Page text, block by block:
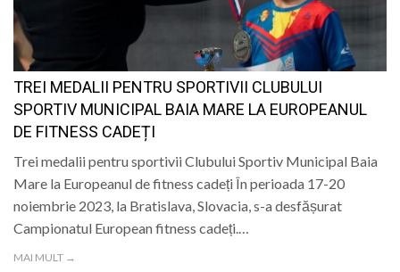
TREI MEDALII PENTRU SPORTIVII CLUBULUI
SPORTIV MUNICIPAL BAIA MARE LA EUROPEANUL
DE FITNESS CADEȚI
Trei medalii pentru sportivii Clubului Sportiv Municipal Baia
Mare la Europeanul de fitness cadeți În perioada 17-20
noiembrie 2023, la Bratislava, Slovacia, s-a desfășurat
Campionatul European fitness cadeți.…
MAI MULT →